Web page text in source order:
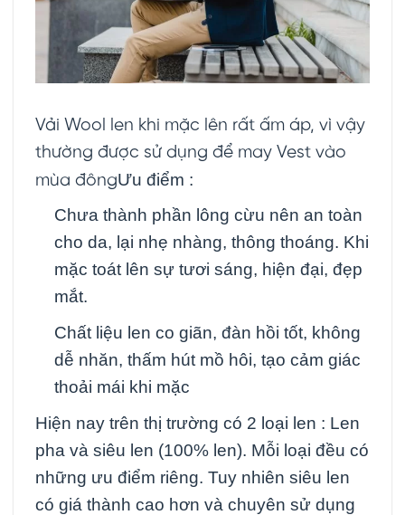
Vải Wool len khi mặc lên rất ấm áp, vì vậy
thường được sử dụng để may Vest vào
mùa đôngƯu điểm :
Chưa thành phần lông cừu nên an toàn
cho da, lại nhẹ nhàng, thông thoáng. Khi
mặc toát lên sự tươi sáng, hiện đại, đẹp
mắt.
Chất liệu len co giãn, đàn hồi tốt, không
dễ nhăn, thấm hút mồ hôi, tạo cảm giác
thoải mái khi mặc
Hiện nay trên thị trường có 2 loại len : Len
pha và siêu len (100% len). Mỗi loại đều có
những ưu điểm riêng. Tuy nhiên siêu len
có giá thành cao hơn và chuyên sử dụng